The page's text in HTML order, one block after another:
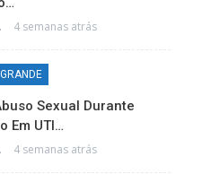
4 semanas atrás
Sexual Durante
Em UTI…
4 semanas atrás